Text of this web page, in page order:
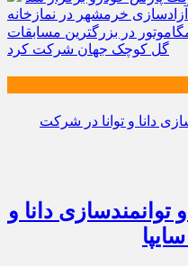
خرمشهر در نمازخانه
در بزرگترین مسابقات
گل کوچک جهان شرکت کرد
دانا و